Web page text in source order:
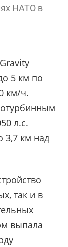
НАТО в
5 км по
км/ч.
л.с.
3,7 км над
так и в
выпала